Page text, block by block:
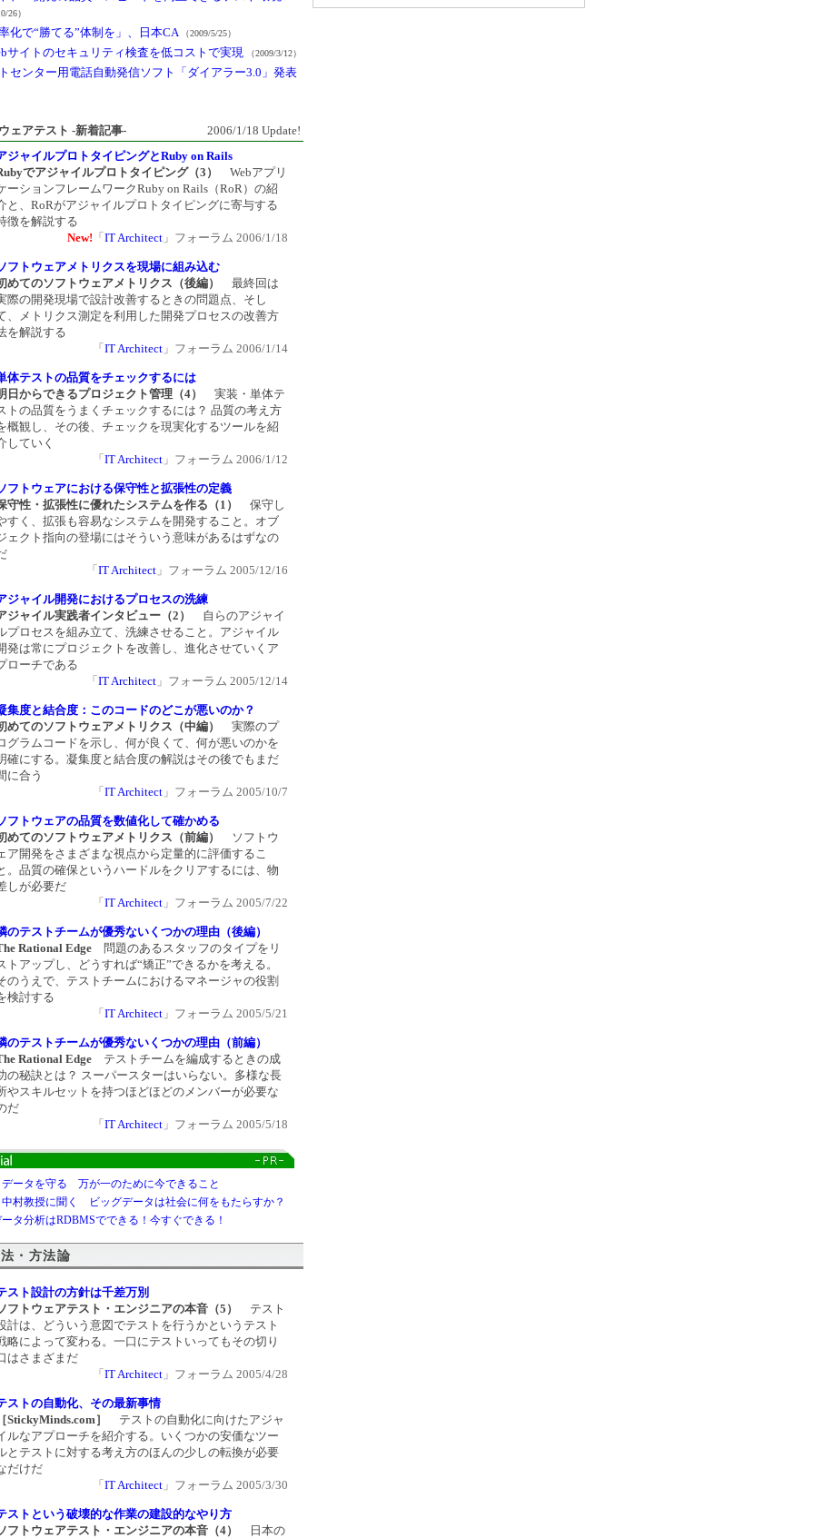
26）
化で“勝てる”体制を」、日本CA （2009/5/25）
サイトのセキュリティ検査を低コストで実現 （2009/3/12）
センター用電話自動発信ソフト「ダイアラー3.0」発表
ェアテスト -新着記事-
2006/1/18 Update!
ジャイルプロトタイピングとRuby on Rails
でアジャイルプロトタイピング（3） Webアプリ
ーションフレームワークRuby on Rails（RoR）の紹
と、RoRがアジャイルプロトタイピングに寄与する
徴を解説する
New! 「 IT Architect 」フォーラム 2006/1/18
フトウェアメトリクスを現場に組み込む
めてのソフトウェアメトリクス（後編）
最終回は
際の開発現場で設計改善するときの問題点、そし
、メトリクス測定を利用した開発プロセスの改善方
を解説する
「 IT Architect 」フォーラム 2006/1/14
体テストの品質をチェックするには
日からできるプロジェクト管理（4）
実装・単体テ
トの品質をうまくチェックするには？ 品質の考え方
概観し、その後、チェックを現実化するツールを紹
していく
「 IT Architect 」フォーラム 2006/1/12
フトウェアにおける保守性と拡張性の定義
守性・拡張性に優れたシステムを作る（1） 保守し
すく、拡張も容易なシステムを開発すること。オブ
ェクト指向の登場にはそういう意味があるはずなの
「 IT Architect 」フォーラム 2005/12/16
ジャイル開発におけるプロセスの洗練
ジャイル実践者インタビュー（2） 自らのアジャイ
プロセスを組み立て、洗練させること。アジャイル
発は常にプロジェクトを改善し、進化させていくア
ローチである
「 IT Architect 」フォーラム 2005/12/14
集度と結合度：このコードのどこが悪いのか？
めてのソフトウェアメトリクス（中編）
実際のプ
グラムコードを示し、何が良くて、何が悪いのかを
確にする。凝集度と結合度の解説はその後でもまだ
に合う
「 IT Architect 」フォーラム 2005/10/7
フトウェアの品質を数値化して確かめる
めてのソフトウェアメトリクス（前編）
ソフトウ
ア開発をさまざまな視点から定量的に評価するこ
。品質の確保というハードルをクリアするには、物
しが必要だ
「 IT Architect 」フォーラム 2005/7/22
のテストチームが優秀ないくつかの理由（後編）
Rational Edge
問題のあるスタッフのタイプをリ
トアップし、どうすれば“矯正”できるかを考える。
のうえで、テストチームにおけるマネージャの役割
検討する
「 IT Architect 」フォーラム 2005/5/21
のテストチームが優秀ないくつかの理由（前編）
Rational Edge
テストチームを編成するときの成
の秘訣とは？ スーパースターはいらない。多様な長
やスキルセットを持つほどほどのメンバーが必要な
だ
「 IT Architect 」フォーラム 2005/5/18
データを守る 万が一のために今できること
村教授に聞く ビッグデータは社会に何をもたらすか？
タ分析はRDBMSでできる！今すぐできる！
・方法論
スト設計の方針は千差万別
フトウェアテスト・エンジニアの本音（5） テスト
計は、どういう意図でテストを行うかというテスト
略によって変わる。一口にテストいってもその切り
はさまざまだ
「 IT Architect 」フォーラム 2005/4/28
ストの自動化、その最新事情
StickyMinds.com］ テストの自動化に向けたアジャ
ルなアプローチを紹介する。いくつかの安価なツー
とテストに対する考え方のほんの少しの転換が必要
だけだ
「 IT Architect 」フォーラム 2005/3/30
ストという破壊的な作業の建設的なやり方
フトウェアテスト・エンジニアの本音（4）
日本の